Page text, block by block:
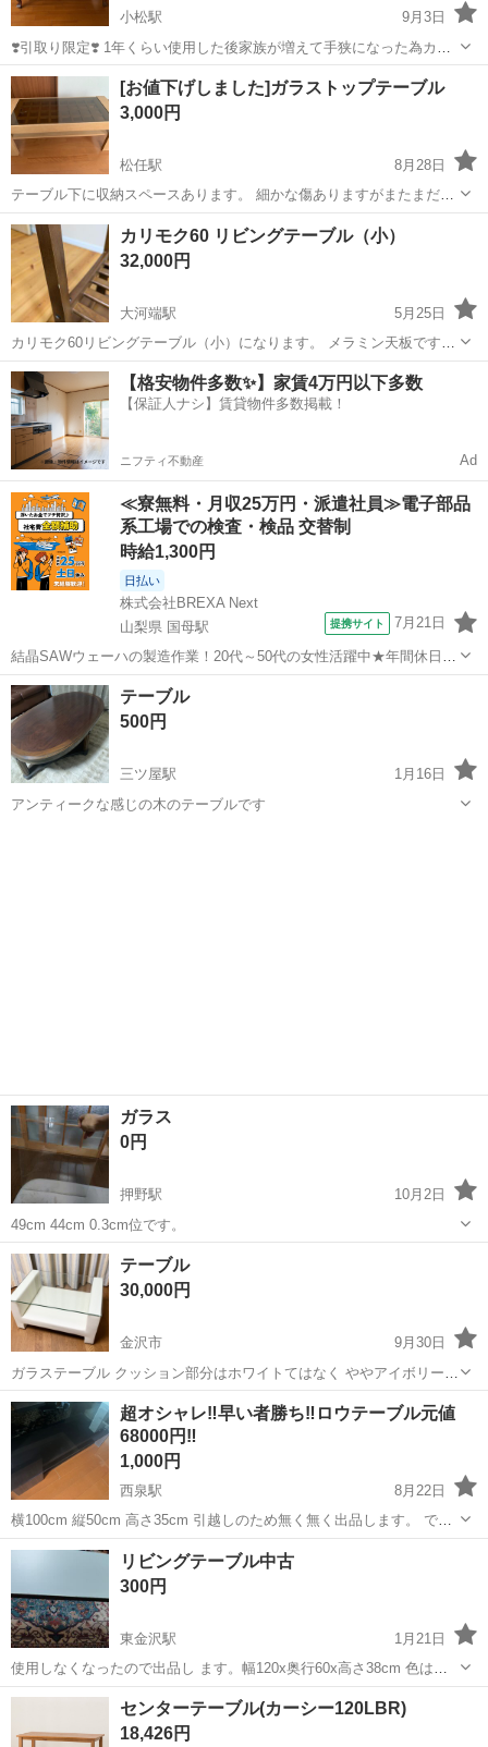
小松駅
9月3日
❣️引取り限定❣️ 1年くらい使用した後家族が増えて手狭になった為カバ
ーを掛けてしまってあります。 天板にガラスが埋め込まれていて天板
を開けて中に物を飾れます。 猫脚でとても雰囲気のあるテーブルです
ので、お家のリビング...
石川 小松市 小松駅 テーブル 無垢材
[お値下げしました]ガラストップテーブル
3,000円
松任駅
8月28日
テーブル下に収納スペースあります。 細かな傷ありますがまたまだ使
用可能です。 お安くしているのでお値下げご遠慮ください。 サイズ横
103✖️縦46✖️高さ35センチ お引き渡しは土日になります。 宜しくお願
いいたします。
石川 白山市 松任駅 テーブル ガラス
カリモク60 リビングテーブル（小）
32,000円
大河端駅
5月25日
カリモク60リビングテーブル（小）になります。 メラミン天板です。
色はウォールナット。 20年ほど前に購入してからほとんど使っていま
せん。飾りで置いてました。 4本の足のところに少しキズあります。
天板もキレイですので状態は...
石川 金沢市 大河端駅 テーブル カリモク
【格安物件多数✨】家賃4万円以下多数
【保証人ナシ】賃貸物件多数掲載！
ニフティ不動産 Ad
≪寮無料・月収25万円・派遣社員≫電子部品
系工場での検査・検品 交替制
時給1,300円
日払い
株式会社BREXA Next
山梨県 国母駅
提携サイト 7月21日
結晶SAWウェーハの製造作業！20代～50代の女性活躍中★年間休日
120日＆土日祝休み！クリーンルーム内でのお仕事！日払い制度利用可
◎正社員登用制度あり！マイカー通勤可！《山梨県中巨摩郡昭和町》
人気の工場のお仕事 ◇結晶...
山梨 国母駅 その他
テーブル
500円
三ツ屋駅
1月16日
アンティークな感じの木のテーブルです
ガラス
0円
押野駅
10月2日
49cm 44cm 0.3cm位です。
石川 金沢市 押野駅
テーブル
30,000円
金沢市
9月30日
ガラステーブル クッション部分はホワイトてはなく ややアイボリーで
す石川 金沢市 ガラス
超オシャレ‼️早い者勝ち‼️ロウテーブル元値
68000円‼️
1,000円
西泉駅
8月22日
横100cm 縦50cm 高さ35cm 引越しのため無く無く出品します。 でき
るだけ早くとりにきてくれる方を優先させていただきます。 よろしく
おねがいします。
石川 金沢市 西泉駅 テーブル
リビングテーブル中古
300円
東金沢駅
1月21日
使用しなくなったので出品し ます。幅120x奥行60x高さ38cm 色はブ
ラウン表面など傷、ハゲあります。受け渡し場所は自宅まで お願い致
します。北陸薬局付近になります。土曜か日曜の日中引き渡し可能で
す。
石川 金沢市 東金沢駅 テーブル
センターテーブル(カーシー120LBR)
18,426円